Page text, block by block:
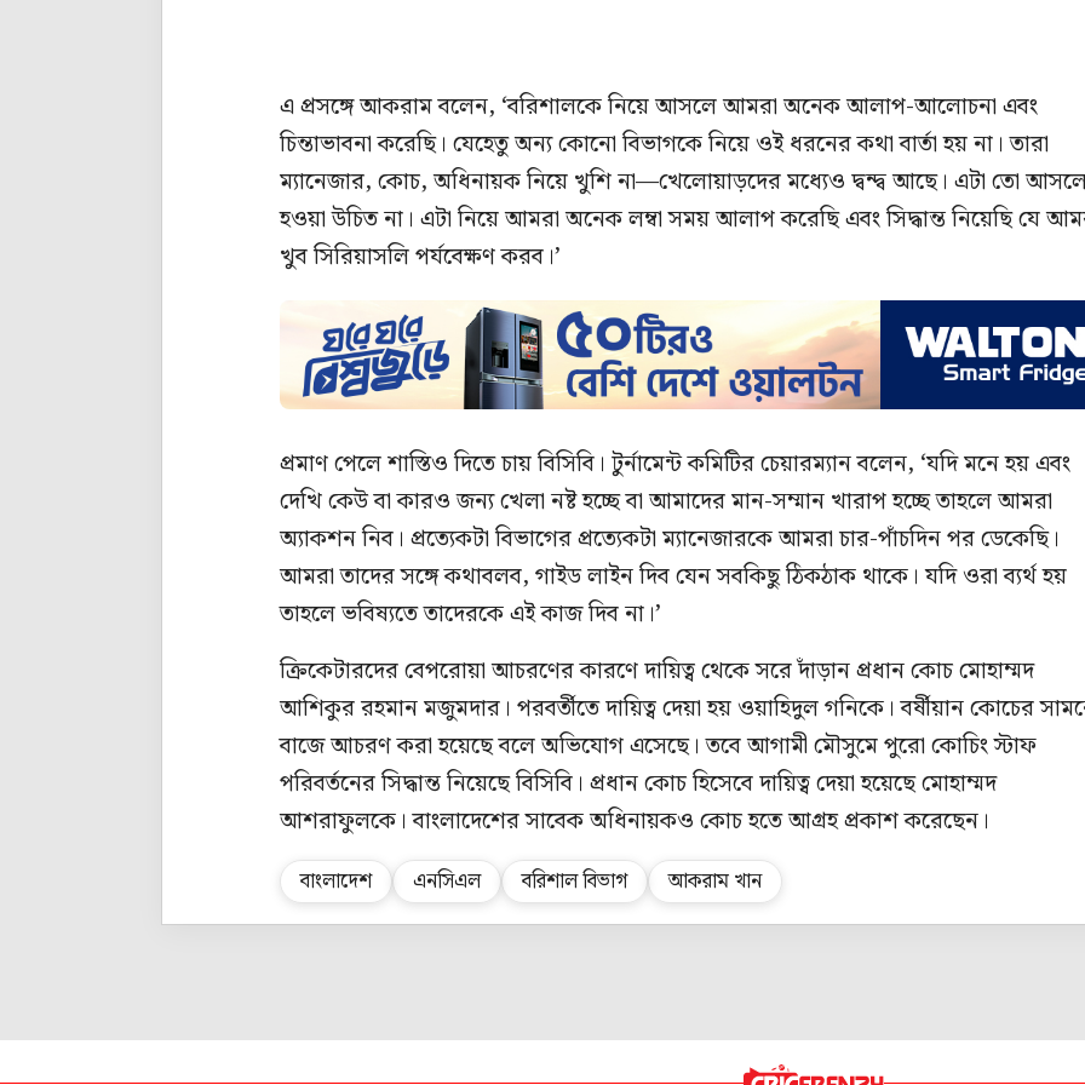
এ প্রসঙ্গে আকরাম বলেন, ‘বরিশালকে নিয়ে আসলে আমরা অনেক আলাপ-আলোচনা এবং
চিন্তাভাবনা করেছি। যেহেতু অন্য কোনো বিভাগকে নিয়ে ওই ধরনের কথা বার্তা হয় না। তারা
ম্যানেজার, কোচ, অধিনায়ক নিয়ে খুশি না—খেলোয়াড়দের মধ্যেও দ্বন্দ্ব আছে। এটা তো
হওয়া উচিত না। এটা নিয়ে আমরা অনেক লম্বা সময় আলাপ করেছি এবং সিদ্ধান্ত নিয়েছি যে
খুব সিরিয়াসলি পর্যবেক্ষণ করব।’
প্রমাণ পেলে শাস্তিও দিতে চায় বিসিবি। টুর্নামেন্ট কমিটির চেয়ারম্যান বলেন, ‘যদি মনে হয় এবং
দেখি কেউ বা কারও জন্য খেলা নষ্ট হচ্ছে বা আমাদের মান-সম্মান খারাপ হচ্ছে তাহলে আমরা
অ্যাকশন নিব। প্রত্যেকটা বিভাগের প্রত্যেকটা ম্যানেজারকে আমরা চার-পাঁচদিন পর ডেকেছি।
আমরা তাদের সঙ্গে কথাবলব, গাইড লাইন দিব যেন সবকিছু ঠিকঠাক থাকে। যদি ওরা ব্যর্থ হয়
তাহলে ভবিষ্যতে তাদেরকে এই কাজ দিব না।’
ক্রিকেটারদের বেপরোয়া আচরণের কারণে দায়িত্ব থেকে সরে দাঁড়ান প্রধান কোচ মোহাম্মদ
আশিকুর রহমান মজুমদার। পরবর্তীতে দায়িত্ব দেয়া হয় ওয়াহিদুল গনিকে। বর্ষীয়ান কোচের
বাজে আচরণ করা হয়েছে বলে অভিযোগ এসেছে। তবে আগামী মৌসুমে পুরো কোচিং স্টাফ
পরিবর্তনের সিদ্ধান্ত নিয়েছে বিসিবি। প্রধান কোচ হিসেবে দায়িত্ব দেয়া হয়েছে মোহাম্মদ
আশরাফুলকে। বাংলাদেশের সাবেক অধিনায়কও কোচ হতে আগ্রহ প্রকাশ করেছেন।
বাংলাদেশ এনসিএল বরিশাল বিভাগ আকরাম খান